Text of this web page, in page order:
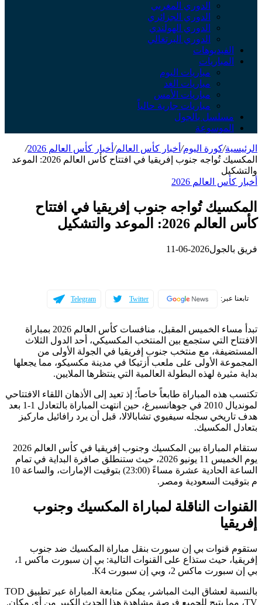
الدوري المغربي
الدوري الجزائري
الدوري الهولندي
الدوري البرتغالي
الفيديوهات
المباريات
مباريات اليوم
مباريات الغد
مباريات الأمس
مباريات جارية حالياً
مسلسل بالجول
الموسوعة
الرئيسية/كورة اليوم/ أخبار كأس العالم/ أخبار كأس العالم 2026
/
المكسيك تُواجه جنوب إفريقيا في افتتاح كأس العالم 2026: الموعد
والتشكيل
أخبار كأس العالم 2026
المكسيك تُواجه جنوب إفريقيا في افتتاح
كأس العالم 2026: الموعد والتشكيل
فريق بالجول2026-06-11
تابعنا عبر: Twitter
Telegram
تبدأ مساء الخميس المقبل، منافسات كأس العالم 2026 بمباراة
الافتتاح التي ستجمع بين المنتخب المكسيكي، أحد الدول الثلاث
المستضيفة، مع منتخب جنوب إفريقيا في الجولة الأولى من
المجموعة الأولى على ملعب أزتيكا في مدينة مكسيكو، مما يجعلها
بداية مثيرة لهذه البطولة العالمية التي ينتظرها الملايين.
تكتسب هذه المباراة طابعاً خاصاً؛ إذ تعيد إلى الأذهان اللقاء الافتتاحي
لمونديال 2010 في جوهانسبرغ، حين انتهت المباراة بالتعادل 1-1 بعد
هدف تاريخي سجله سيفيوي تشابالالا، قبل أن يرد رافائيل ماركيز
بتعادل المكسيك.
ستقام المباراة بين المكسيك وجنوب إفريقيا في كأس العالم 2026
يوم الخميس 11 يونيو 2026، حيث ستنطلق صافرة البداية في تمام
الساعة الحادية عشرة مساءً (23:00) بتوقيت الإمارات، والساعة 10
م بتوقيت السعودية ومصر.
القنوات الناقلة لمباراة المكسيك وجنوب
إفريقيا
ستقوم قنوات بي إن سبورت بنقل مباراة المكسيك ضد جنوب
إفريقيا، حيث ستذاع على القنوات التالية: بي إن سبورت ماكس 1،
بي إن سبورت ماكس 2، وبي إن سبورت K4.
بالنسبة لعشاق البث المباشر، يمكن متابعة المباراة عبر تطبيق TOD
TV، مما يتيح للجميع فرصة مشاهدة هذا الحدث الكبير من أي مكان.